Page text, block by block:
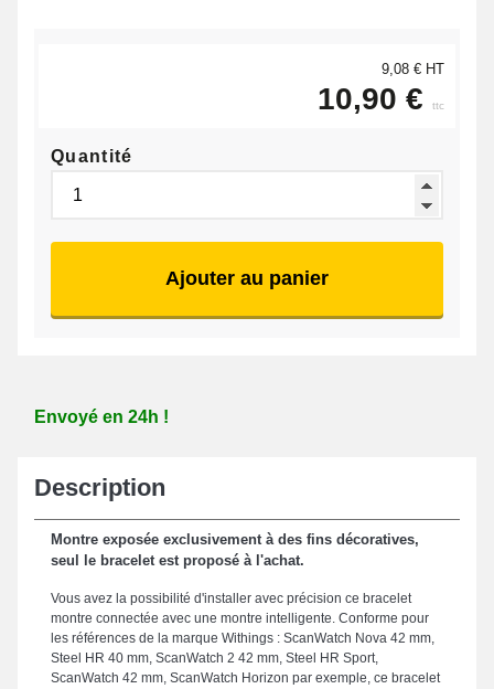
9,08 € HT
10,90 € ttc
Quantité
Ajouter au panier
Envoyé en 24h !
Description
Montre exposée exclusivement à des fins décoratives,
seul le bracelet est proposé à l'achat.
Vous avez la possibilité d'installer avec précision ce bracelet
montre connectée avec une montre intelligente. Conforme pour
les références de la marque Withings : ScanWatch Nova 42 mm,
Steel HR 40 mm, ScanWatch 2 42 mm, Steel HR Sport,
ScanWatch 42 mm, ScanWatch Horizon par exemple, ce bracelet